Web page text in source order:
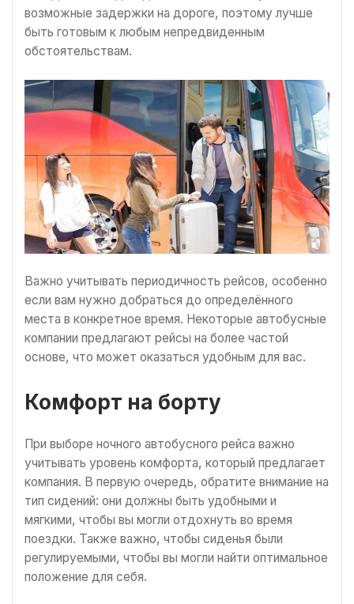
возможные задержки на дороге, поэтому лучше
быть готовым к любым непредвиденным
обстоятельствам.
Важно учитывать периодичность рейсов, особенно
если вам нужно добраться до определённого
места в конкретное время. Некоторые автобусные
компании предлагают рейсы на более частой
основе, что может оказаться удобным для вас.
Комфорт на борту
При выборе ночного автобусного рейса важно
учитывать уровень комфорта, который предлагает
компания. В первую очередь, обратите внимание на
тип сидений: они должны быть удобными и
мягкими, чтобы вы могли отдохнуть во время
поездки. Также важно, чтобы сиденья были
регулируемыми, чтобы вы могли найти оптимальное
положение для себя.